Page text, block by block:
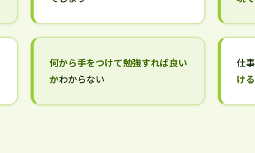
何から手をつけて勉強すれば良い
かわからない
仕
け